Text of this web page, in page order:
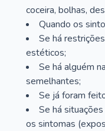
coceira, bolhas,
Quando os
Se há
estéticos;
Se há alguém
semelhantes;
Se já foram
Se há
os sintomas